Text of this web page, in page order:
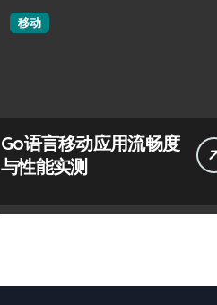
移动
Go语言移动应用流畅度
与性能实测